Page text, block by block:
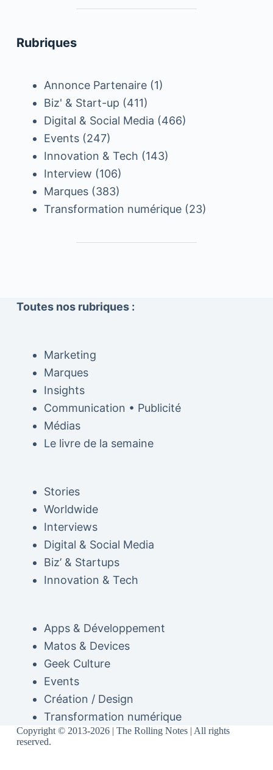
Rubriques
Annonce Partenaire(1)
Biz' & Start-up (411)
Digital & Social Media (466)
Events(247)
Innovation & Tech (143)
Interview (106)
Marques(383)
Transformation numérique(23)
Toutes nos rubriques :
Marketing
Marques
Insights
Communication • Publicité
Médias
Le livre de la semaine
Stories
Worldwide
Interviews
Digital & Social Media
Biz’ & Startups
Innovation & Tech
Apps & Développement
Matos & Devices
Geek Culture
Events
Création / Design
Transformation numérique
Copyright © 2013-2026 | The Rolling Notes | All rights
reserved.